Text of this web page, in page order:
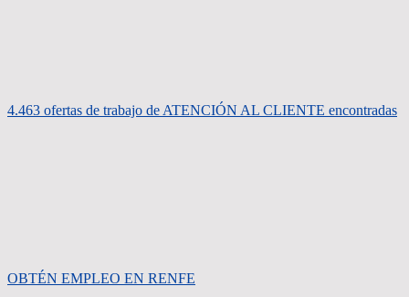
4.463 ofertas de trabajo de ATENCIÓN AL CLIENTE encontradas
OBTÉN EMPLEO EN RENFE